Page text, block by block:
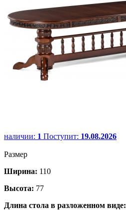
наличии: 1 Поступит: 19.08.2026
Размер
Ширина: 110
Высота: 77
Длина стола в разложенном виде: